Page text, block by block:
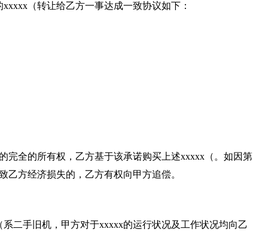
（转让给乙方一事达成一致协议如下：
完全的所有权，乙方基于该承诺购买上述xxxxx（。如因第
乙方经济损失的，乙方有权向甲方追偿。
二手旧机，甲方对于xxxxx的运行状况及工作状况均向乙